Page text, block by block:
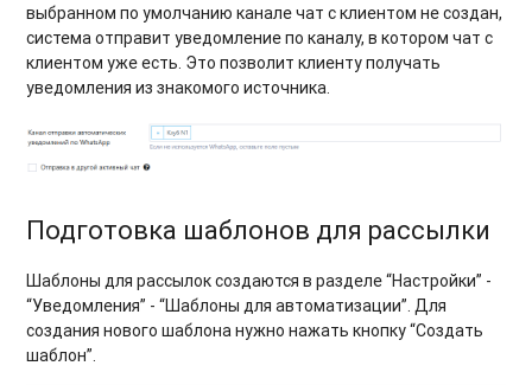
выбранном по умолчанию канале чат с клиентом не создан,
система отправит уведомление по каналу, в котором чат с
клиентом уже есть. Это позволит клиенту получать
уведомления из знакомого источника.
Подготовка шаблонов для рассылки
Шаблоны для рассылок создаются в разделе “Настройки” -
“Уведомления” - “Шаблоны для автоматизации”. Для
создания нового шаблона нужно нажать кнопку “Создать
шаблон”.